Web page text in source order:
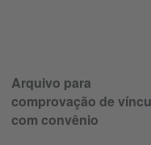
Arquivo para
comprovação de
com convênio